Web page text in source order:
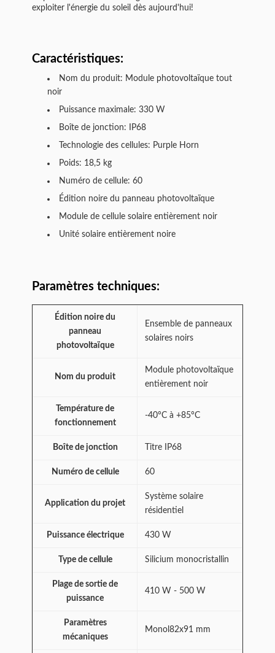
exploiter l'énergie du soleil dès aujourd'hui!
Caractéristiques:
Nom du produit: Module photovoltaïque tout
noir
Puissance maximale: 330 W
Boîte de jonction: IP68
Technologie des cellules: Purple Horn
Poids: 18,5 kg
Numéro de cellule: 60
Édition noire du panneau photovoltaïque
Module de cellule solaire entièrement noir
Unité solaire entièrement noire
Paramètres techniques:
Édition noire du
panneau
photovoltaïque
Ensemble de panneaux
solaires noirs
Nom du produit
Module photovoltaïque
entièrement noir
Température de
fonctionnement
-40°C à +85°C
Boîte de jonction Titre IP68
Numéro de cellule 60
Application du projet
Système solaire
résidentiel
Puissance électrique 430 W
Type de cellule Silicium monocristallin
Plage de sortie de
puissance
410 W - 500 W
Paramètres
mécaniques
Monol82x91 mm